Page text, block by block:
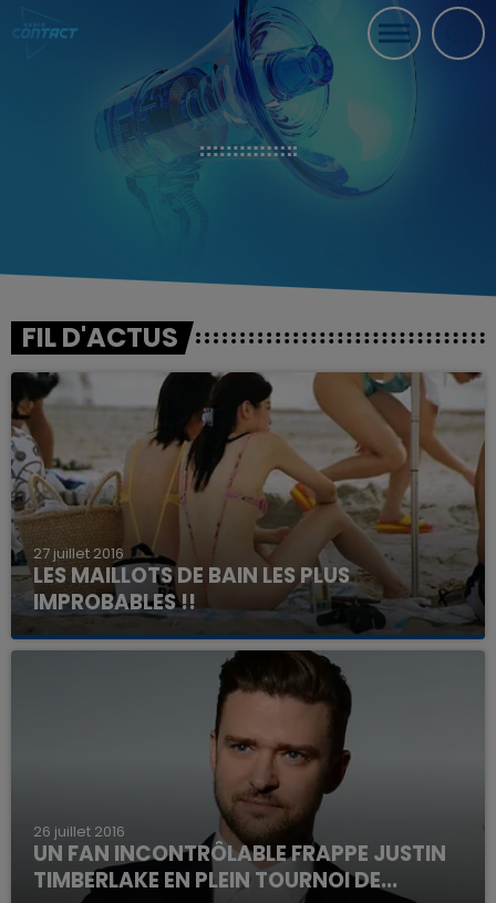
FIL D'ACTUS
27 juillet 2016
LES MAILLOTS DE BAIN LES PLUS
IMPROBABLES !!
26 juillet 2016
UN FAN INCONTRÔLABLE FRAPPE JUSTIN
TIMBERLAKE EN PLEIN TOURNOI DE...